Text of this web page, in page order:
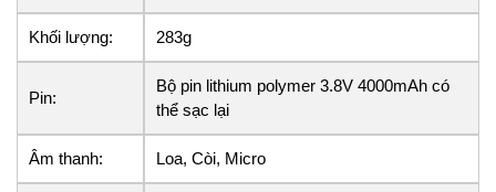
Khối lượng: 283g
Pin:
Bộ pin lithium polymer 3.8V 4000mAh có
thể sạc lại
Âm thanh: Loa, Còi, Micro